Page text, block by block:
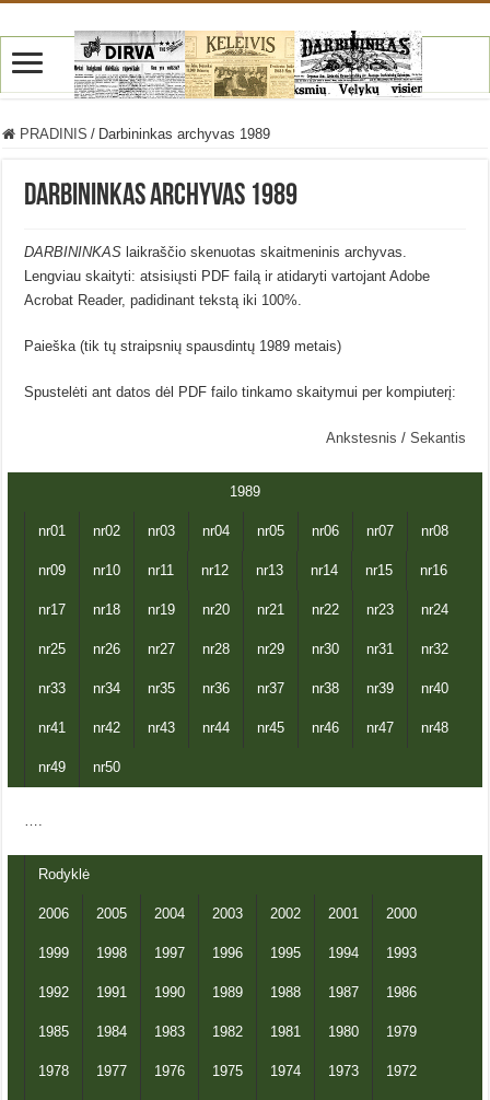
PRADINIS / Darbininkas archyvas 1989
Darbininkas archyvas 1989
DARBININKAS laikraščio skenuotas skaitmeninis archyvas.
Lengviau skaityti: atsisiųsti PDF failą ir atidaryti vartojant Adobe
Acrobat Reader, padidinant tekstą iki 100%.
Paieška (tik tų straipsnių spausdintų 1989 metais)
Spustelėti ant datos dėl PDF failo tinkamo skaitymui per kompiuterį:
Ankstesnis / Sekantis
1989
nr01 nr02 nr03 nr04 nr05 nr06 nr07 nr08
nr09 nr10 nr11 nr12 nr13 nr14 nr15 nr16
nr17 nr18 nr19 nr20 nr21 nr22 nr23 nr24
nr25 nr26 nr27 nr28 nr29 nr30 nr31 nr32
nr33 nr34 nr35 nr36 nr37 nr38 nr39 nr40
nr41 nr42 nr43 nr44 nr45 nr46 nr47 nr48
nr49 nr50
Rodyklė
2006 2005 2004 2003 2002 2001 2000
1999 1998 1997 1996 1995 1994 1993
1992 1991 1990 1989 1988 1987 1986
1985 1984 1983 1982 1981 1980 1979
1978 1977 1976 1975 1974 1973 1972